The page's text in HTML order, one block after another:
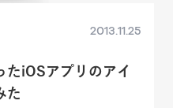
2013.11.25
たiOSアプリのアイ
た